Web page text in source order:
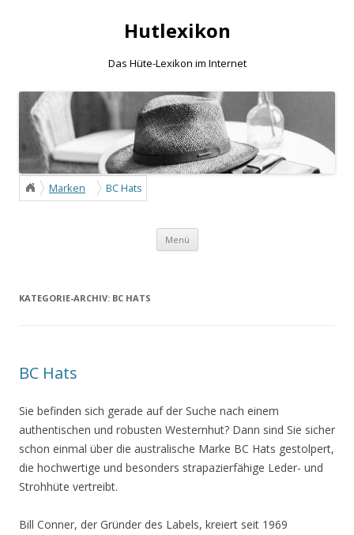
Hutlexikon
Das Hüte-Lexikon im Internet
Marken
/
BC Hats
Menü Zum Inhalt springen
KATEGORIE-ARCHIV: BC HATS
BC Hats
Sie befinden sich gerade auf der Suche nach einem
authentischen und robusten Westernhut? Dann sind Sie sicher
schon einmal über die australische Marke BC Hats gestolpert,
die hochwertige und besonders strapazierfähige Leder- und
Strohhüte vertreibt.
Bill Conner, der Gründer des Labels, kreiert seit 1969